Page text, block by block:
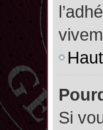
Haut
Si